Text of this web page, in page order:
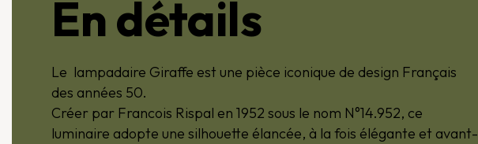
En détails
Le lampadaire Giraffe est une pièce iconique de design Français
des années 50.
Créer par Francois Rispal en 1952 sous le nom N°14.952, ce
luminaire adopte une silhouette élancée, à la fois élégante et avant-